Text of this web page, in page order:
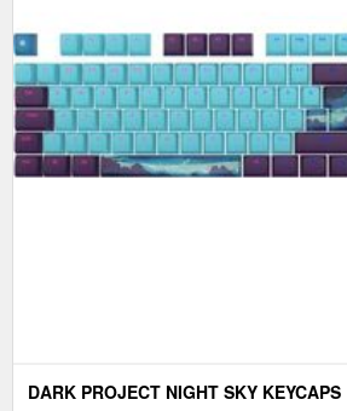
DARK PROJECT NIGHT SKY KEYCAPS